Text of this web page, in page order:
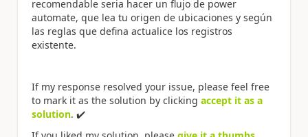
recomendable seria hacer un flujo de power
automate, que lea tu origen de ubicaciones y según
las reglas que defina actualice los registros
existente.
If my response resolved your issue, please feel free
to mark it as the solution by clicking accept it as a
solution. ✔️